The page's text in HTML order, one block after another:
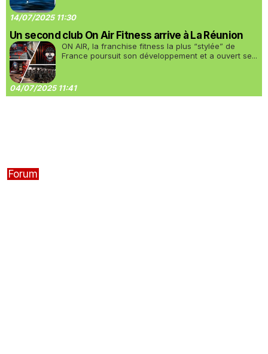
14/07/2025 11:30
Un second club On Air Fitness arrive à La Réunion
ON AIR, la franchise fitness la plus “stylée” de
France poursuit son développement et a ouvert se...
04/07/2025 11:41
Forum